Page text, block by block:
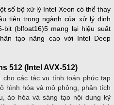
số bộ xử lý Intel Xeon có thể thay
tiên trong ngành của xử lý định
bit (blfoat16)5 mang lại hiệu suất
tạo nâng cao với Intel Deep
512 (Intel AVX-512)
các tác vụ tính toán phức tạp
hình hóa và mô phỏng, phân tích
ảo hóa và sáng tạo nội dung kỹ